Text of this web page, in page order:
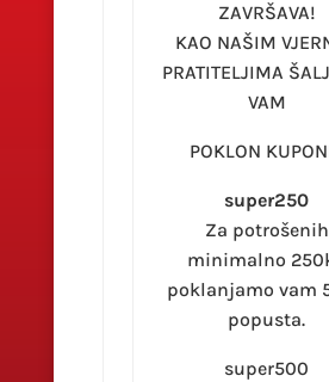
ZAVRŠAVA!
KAO NAŠIM
PRATITELJIMA
VAM
POKLON
super250
Za potrošenih
minimalno
poklanjamo vam
popusta.
super500